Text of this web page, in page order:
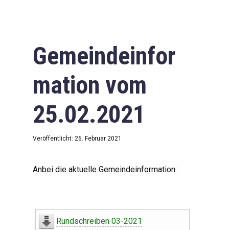
Downloads
Impressum
Datenschutzerklärung
Gemeindeinfor
mation vom
25.02.2021
Veröffentlicht: 26. Februar 2021
Anbei die aktuelle Gemeindeinformation:
Rundschreiben 03-2021